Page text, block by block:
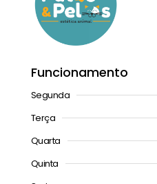
Funcionamento
Segunda
Terça
Quarta
Quinta